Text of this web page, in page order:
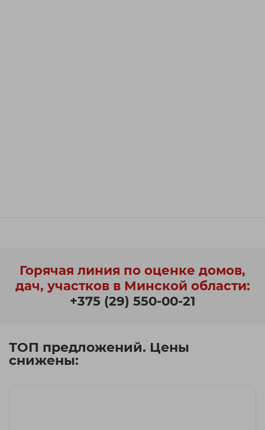
Горячая линия по оценке домов,
дач, участков в Минской области:
+375 (29) 550-00-21
ТОП предложений. Цены
снижены: